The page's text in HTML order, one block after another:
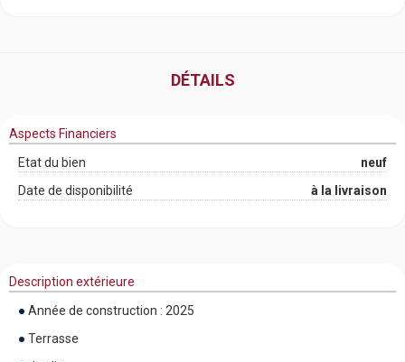
DÉTAILS
Aspects Financiers
Etat du bien
neuf
Date de disponibilité
à la livraison
Description extérieure
Année de construction : 2025
Terrasse